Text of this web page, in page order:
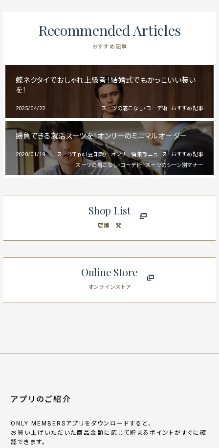
Recommended Articles
おすすめ記事
蝶ネクタイでおしゃれ上級者！結婚式でもかっこいい装い
を！
2025/04/22 おすすめ記事
スーツの着こなし・コーデ術
勝負できる就活スーツを！オンリーのミニマルオーダー
2020/01/19 おすすめ記事
オンリー編集部ニュース
スーツTips（豆知識）
スーツのシーン別マナー
スーツの着こなし・コーデ術
Shop List
店舗一覧
Online Store
オンラインストア
アプリのご紹介
ONLY MEMBERSアプリをダウンロードすると、
お買い上げいただいた商品金額に応じて貯まるポイントがすぐに確
認できます。